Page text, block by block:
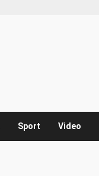
Sport Video